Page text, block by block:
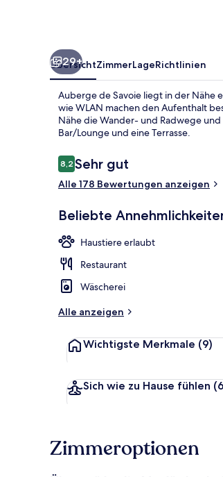
29+
ÜbersichtZimmerLageRichtlinien
Auberge de Savoie liegt in der Nähe
wie WLAN machen den Aufenthalt
Nähe die Wander- und Radwege
Bar/Lounge und eine Terrasse.
Bewertungen
8,28,2 von 10.
Sehr gut
Alle 178 Bewertungen anzeigen
Beliebte
Haustiere erlaubt
Restaurant
Wäscherei
Alle anzeigen
Wichtigste Merkmale (9)
Sich wie zu Hause fühlen
Zimmeroptionen